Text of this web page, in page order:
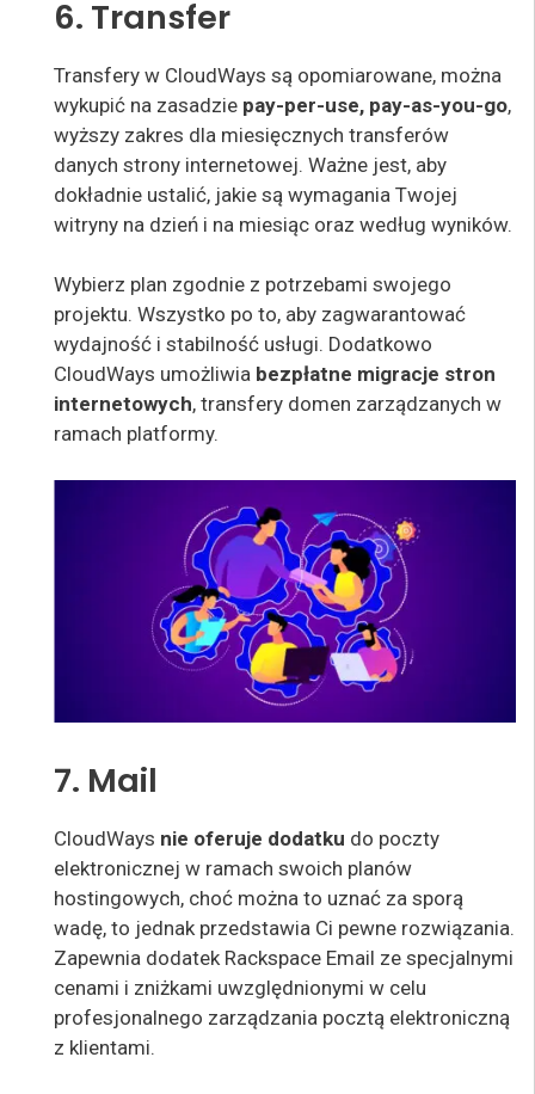
6. Transfer
Transfery w CloudWays są opomiarowane, można
wykupić na zasadzie pay-per-use, pay-as-you-go,
wyższy zakres dla miesięcznych transferów
danych strony internetowej. Ważne jest, aby
dokładnie ustalić, jakie są wymagania Twojej
witryny na dzień i na miesiąc oraz według wyników.
Wybierz plan zgodnie z potrzebami swojego
projektu. Wszystko po to, aby zagwarantować
wydajność i stabilność usługi. Dodatkowo
CloudWays umożliwia bezpłatne migracje stron
internetowych, transfery domen zarządzanych w
ramach platformy.
7. Mail
CloudWays nie oferuje dodatku do poczty
elektronicznej w ramach swoich planów
hostingowych, choć można to uznać za sporą
wadę, to jednak przedstawia Ci pewne rozwiązania.
Zapewnia dodatek Rackspace Email ze specjalnymi
cenami i zniżkami uwzględnionymi w celu
profesjonalnego zarządzania pocztą elektroniczną
z klientami.